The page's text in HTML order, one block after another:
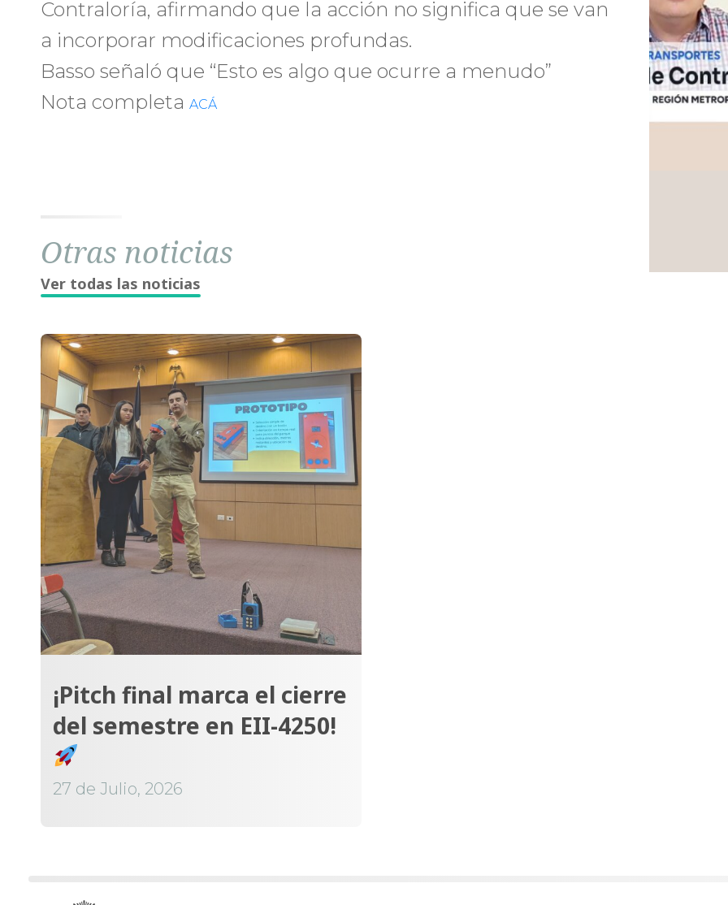
Contraloría, afirmando que la acción no significa que se van
a incorporar modificaciones profundas.
Basso señaló que “Esto es algo que ocurre a menudo”
Nota completa ACÁ
Otras noticias
Ver todas las noticias
¡Pitch final marca el cierre
del semestre en EII-4250!
27 de Julio, 2026